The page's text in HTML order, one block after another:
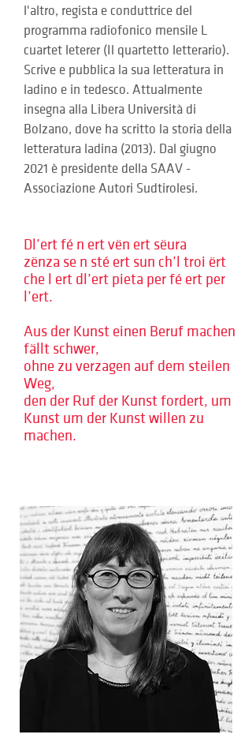
l'altro, regista e conduttrice del
programma radiofonico mensile L
cuartet leterer (Il quartetto letterario).
Scrive e pubblica la sua letteratura in
ladino e in tedesco. Attualmente
insegna alla Libera Università di
Bolzano, dove ha scritto la storia della
letteratura ladina (2013). Dal giugno
2021 è presidente della SAAV -
Associazione Autori Sudtirolesi.
Dl’ert fé n ert vën ert sëura
zënza se n sté ert sun ch’l troi ërt
che l ert dl’ert pieta per fé ert per
l’ert.
Aus der Kunst einen Beruf machen
fällt schwer,
ohne zu verzagen auf dem steilen
Weg,
den der Ruf der Kunst fordert, um
Kunst um der Kunst willen zu
machen.